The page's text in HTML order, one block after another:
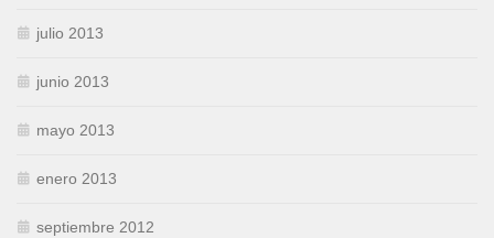
julio 2013
junio 2013
mayo 2013
enero 2013
septiembre 2012